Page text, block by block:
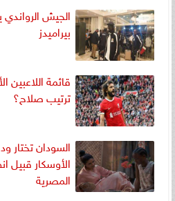
الجيش
بيراميدز
قائمة اللاعبين
ترتيب صلاح؟
السودان تختار
الأوسكار قبيل
المصرية